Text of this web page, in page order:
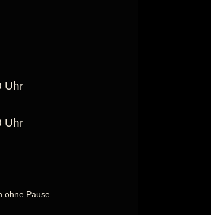
Uhr
Uhr
ohne Pause